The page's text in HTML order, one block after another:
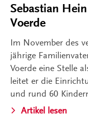
Sebastian
Voerde
Im November des
jährige
Voerde eine Stelle
leitet er die
und rund 60
Artikel lesen